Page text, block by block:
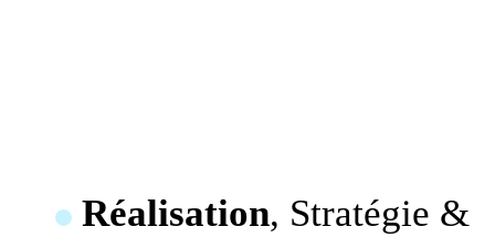
Réalisation, Stratégie &